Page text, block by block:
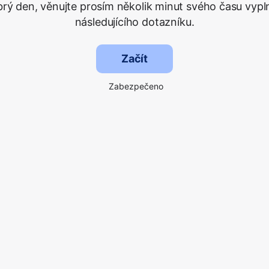
den, věnujte prosím několik minut svého času
následujícího dotazníku.
Začít
Zabezpečeno